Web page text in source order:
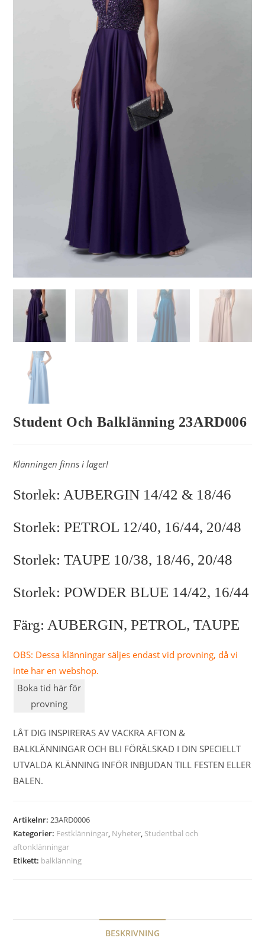
Student Och Balklänning 23ARD006
Klänningen finns i lager!
Storlek: AUBERGIN 14/42 & 18/46
Storlek: PETROL 12/40, 16/44, 20/48
Storlek: TAUPE 10/38, 18/46, 20/48
Storlek: POWDER BLUE 14/42, 16/44
Färg: AUBERGIN, PETROL, TAUPE
OBS: Dessa klänningar säljes endast vid provning, då vi
inte har en webshop.
Boka tid här för
provning
LÅT DIG INSPIRERAS AV VACKRA AFTON &
BALKLÄNNINGAR OCH BLI FÖRÄLSKAD I DIN SPECIELLT
UTVALDA KLÄNNING INFÖR INBJUDAN TILL FESTEN ELLER
BALEN.
Artikelnr: 23ARD0006
Kategorier: Festklänningar Nyheter Studentbal och
aftonklänningar
Etikett: balklänning
BESKRIVNING